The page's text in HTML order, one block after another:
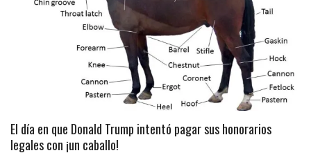
El día en que Donald Trump intentó pagar sus honorarios
legales con ¡un caballo!